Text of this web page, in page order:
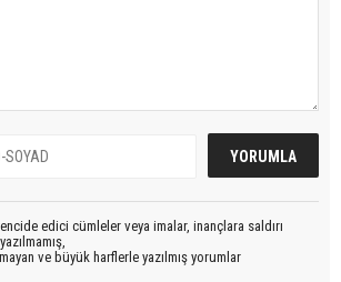
edici cümleler veya imalar, inançlara saldırı
ve büyük harflerle yazılmış yorumlar